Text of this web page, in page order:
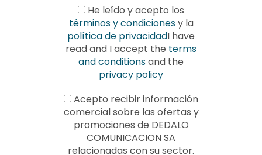
He leído y acepto los
términos y condicionesy la
política de privacidadI have
read and I accept the terms
and conditionsand the
privacy policy
Acepto recibir información
comercial sobre las ofertas y
promociones de DEDALO
COMUNICACION SA
relacionadas con su sector.